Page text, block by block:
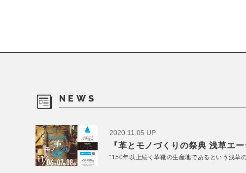
NEWS
2020.11.05 UP
『革とモノづくりの祭典 浅草エ
“150年以上続く革靴の生産地であるという浅草